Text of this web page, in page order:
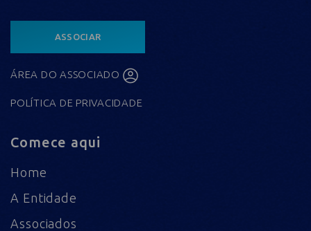
ASSOCIAR
ÁREA DO ASSOCIADO
POLÍTICA DE PRIVACIDADE
Comece aqui
Home
A Entidade
Associados